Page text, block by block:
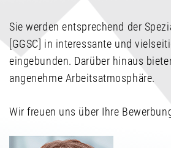
Sie werden entsprechend der
[GGSC] in interessante und
eingebunden. Darüber hinaus
angenehme Arbeitsatmosphäre.
Wir freuen uns über Ihre